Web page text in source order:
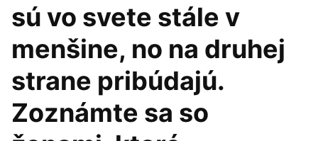
sú vo svete stále v
menšine, no na druhej
strane pribúdajú.
Zoznámte sa so